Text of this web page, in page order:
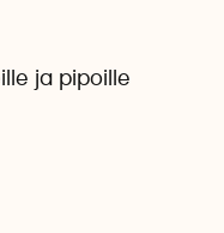
ja pipoille